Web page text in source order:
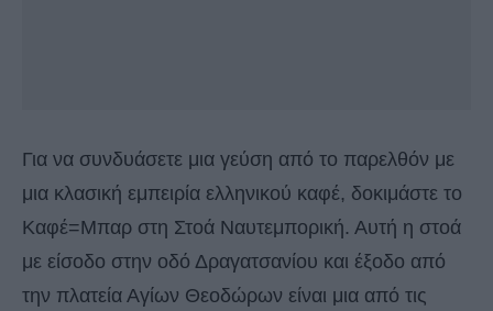
Για να συνδυάσετε μια γεύση από το παρελθόν με
μια κλασική εμπειρία ελληνικού καφέ, δοκιμάστε το
Καφέ=Μπαρ στη Στοά Ναυτεμπορική. Αυτή η στοά
με είσοδο στην οδό Δραγατσανίου και έξοδο από
την πλατεία Αγίων Θεοδώρων είναι μια από τις